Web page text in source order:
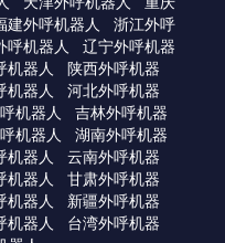
建外呼机器人
浙江外呼
呼机器人
辽宁外呼机器
机器人
陕西外呼机器
机器人
河北外呼机器
机器人
吉林外呼机器
机器人
湖南外呼机器
机器人
云南外呼机器
机器人
甘肃外呼机器
机器人
新疆外呼机器
机器人
台湾外呼机器